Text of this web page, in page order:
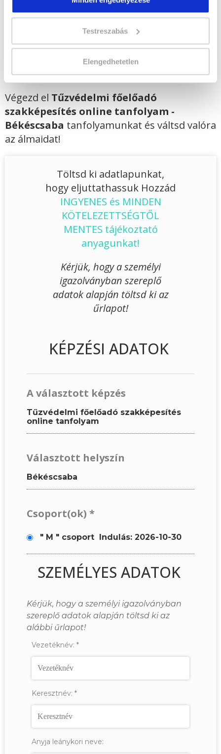
Testreszabás
Elengedhetetlen
biztosan indul!
Lehet még jelentkezni?
Jelentkezem!
Végezd el Tűzvédelmi főelőadó
szakképesítés online tanfolyam -
Békéscsaba tanfolyamunkat és váltsd valóra
az álmaidat!
Töltsd ki adatlapunkat,
hogy eljuttathassuk Hozzád
INGYENES és MINDEN
KÖTELEZETTSÉGTŐL
MENTES tájékoztató
anyagunkat!
Kérjük, hogy a személyi
igazolványban szereplő
adatok alapján töltsd ki az
űrlapot!
KÉPZÉSI ADATOK
A választott képzés
Tűzvédelmi főelőadó szakképesítés
online tanfolyam
Választott helyszín
Békéscsaba
Csoport(ok) *
" M " csoport Indulás: 2026-10-30
SZEMÉLYES ADATOK
Kérjük, hogy a személyi igazolványban
szereplő adatok alapján töltsd ki az
alábbi űrlapot!
Vezetéknév: *
Keresztnév: *
Anyja leánykori neve: